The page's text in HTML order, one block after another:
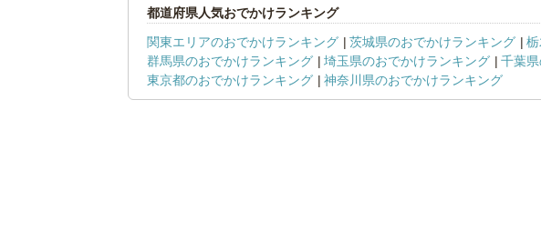
都道府県人気おでかけランキング
関東エリアのおでかけランキング
茨城県のおでかけランキング
群馬県のおでかけランキング
埼玉県のおでかけランキング
千葉
東京都のおでかけランキング
神奈川県のおでかけランキング